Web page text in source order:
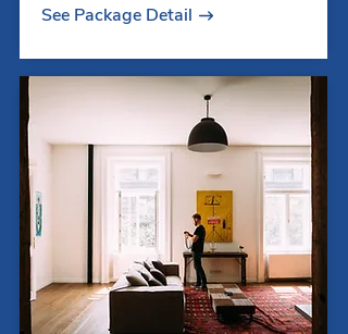
See Package Detail